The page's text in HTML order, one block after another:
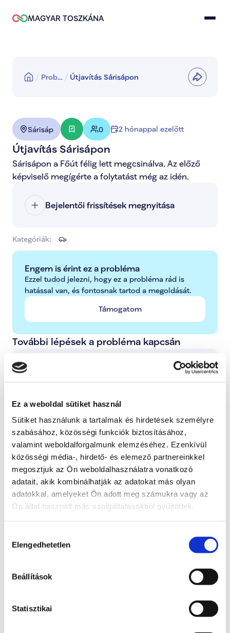
Ez a weboldal sütiket használ
Sütiket használunk a tartalmak és hirdetések személyre
szabásához, közösségi funkciók biztosításához,
valamint weboldalforgalmunk elemzéséhez. Ezenkívül
közösségi média-, hirdető- és elemező partnereinkkel
megosztjuk az Ön weboldalhasználatra vonatkozó
adatait, akik kombinálhatják az adatokat más olyan
adatokkal, amelyeket Ön adott meg számukra vagy az
Ön által használt más szolgáltatásokból gyűjtöttek.
kiválasztása
Elengedhetetlen
Beállítások
Statisztikai
MAGYAR TOSZKÁNA
Prob… Útjavítás Sárisápon
Sárisáp 0 2 hónappal ezelőtt
Útjavítás Sárisápon
Sárisápon a Főút félig lett megcsinálva. Az előző
képviselő megígérte a folytatást még az idén.
Bejelentői frissítések megnyitása
Kategóriák:
Engem is érint ez a probléma
Ezzel tudod jelezni, hogy ez a probléma rád is
hatással van, és fontosnak tartod a megoldását.
Támogatom
További lépések a probléma kapcsán
Kormánybiztos
Teljes állapot lista megnyitása
A probléma megoldásához csatolt dokumentum(ok):
Hozzászóláshoz bejelentkezés szükséges
Bejelentkezés után azonnal csatlakozhatsz a
beszélgetéshez.
Bejelentkezés
Időrendi sorrendbe rendezve
Itt láthatod, hogy a bejelentett probléma jelenleg
Bejelentve